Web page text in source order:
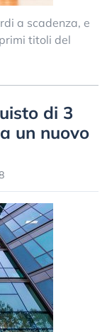
a scadenza, e
titoli del
di 3
un nuovo